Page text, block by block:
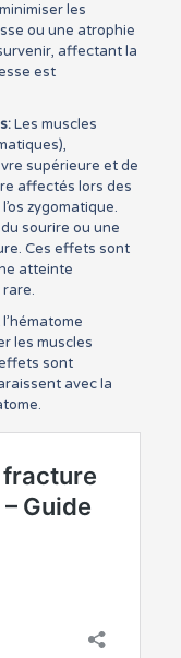
les
ou une atrophie
affectant la
est
Les muscles
supérieure et de
affectés lors des
zygomatique.
sourire ou une
Ces effets sont
atteinte
les muscles
sont
avec la